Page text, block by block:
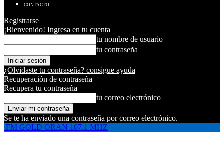
CONTACTO
Registrarse
¡Bienvenido! Ingresa en tu cuenta
tu nombre de usuario
tu contraseña
¿Olvidaste tu contraseña? consigue ayuda
Recuperación de contraseña
Recupera tu contraseña
tu correo electrónico
Se te ha enviado una contraseña por correo electrónico.
FM GOLD ORAN 107.1 MHZ